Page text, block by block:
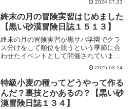
す。少ない時間ですけどそこそこ狩り場
にも慣れて来たので、かなりイベントに
集中できるようになって来ました。
2024.07.23
終末の月の冒険実習はじめました
【黒い砂漠冒険日誌１５１３】
終末の月の冒険実習が黒サバ学園でクラ
ス分けをして順位を競うという季節に合
わせたイベントとして開催されていま
す。ただ、絶対競わなきゃいけないとい
う訳でもないと思うんだけど、最終的に
順位が決まってしまうのはちょっと違う
気がしなくもない。
2025.03.14
特級小麦の種ってどうやって作る
んだ？裏技とかあるの？【黒い砂
漠冒険日誌１３４】